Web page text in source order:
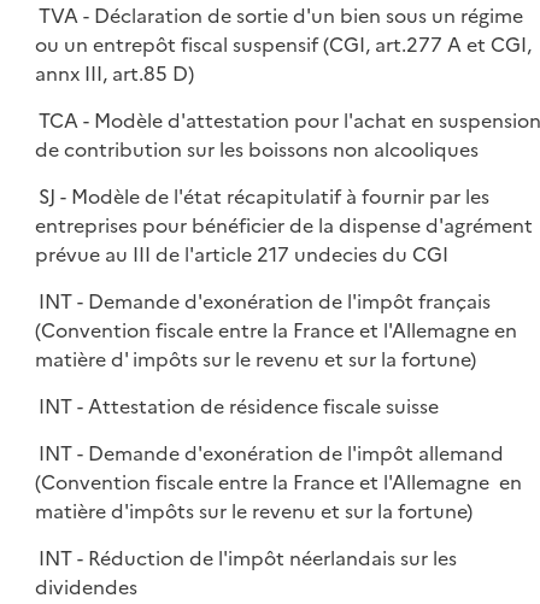
TVA - Déclaration de sortie d'un bien sous un régime
ou un entrepôt fiscal suspensif (CGI, art.277 A et CGI,
annx III, art.85 D)
TCA - Modèle d'attestation pour l'achat en
de contribution sur les boissons non alcooliques
SJ - Modèle de l'état récapitulatif à fournir par les
entreprises pour bénéficier de la dispense d'agrément
prévue au III de l'article 217 undecies du CGI
INT - Demande d'exonération de l'impôt français
(Convention fiscale entre la France et l'Allemagne en
matière d' impôts sur le revenu et sur la fortune)
INT - Attestation de résidence fiscale suisse
INT - Demande d'exonération de l'impôt allemand
(Convention fiscale entre la France et l'Allemagne en
matière d'impôts sur le revenu et sur la fortune)
INT - Réduction de l'impôt néerlandais sur les
dividendes